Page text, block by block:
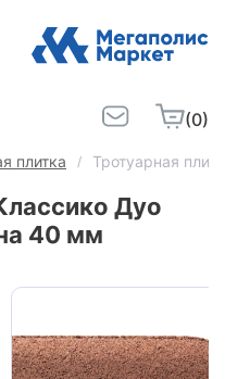
(0)
плитка Тротуарная
Дуо
40 мм